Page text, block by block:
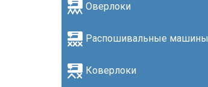
Оверлоки
Распошивальные машины
Коверлоки